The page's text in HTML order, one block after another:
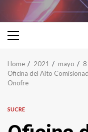
Home 2021 mayo
8
Oficina del Alto
Onofre
SUCRE